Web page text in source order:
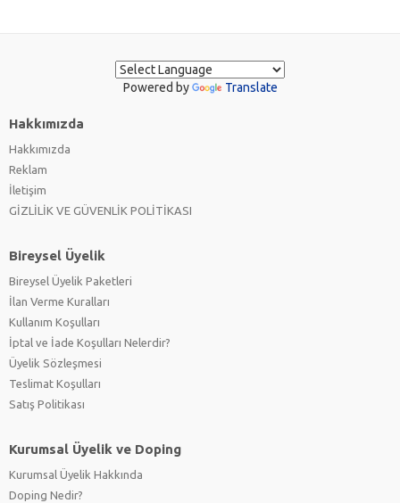
Powered by Translate
Hakkımızda
Hakkımızda
Reklam
İletişim
GİZLİLİK VE GÜVENLİK POLİTİKASI
Bireysel Üyelik
Bireysel Üyelik Paketleri
İlan Verme Kuralları
Kullanım Koşulları
İptal ve İade Koşulları Nelerdir?
Üyelik Sözleşmesi
Teslimat Koşulları
Satış Politikası
Kurumsal Üyelik ve Doping
Kurumsal Üyelik Hakkında
Doping Nedir?